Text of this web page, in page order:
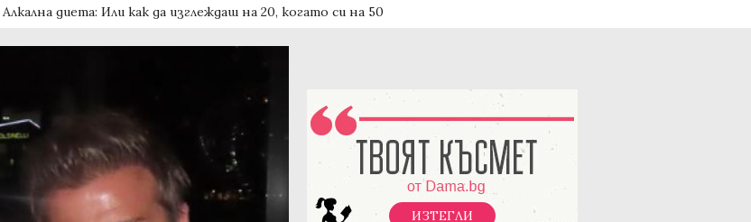
Алкална диета: Или как да изглеждаш на 20, когато си на 50
ИЗТЕГЛИ